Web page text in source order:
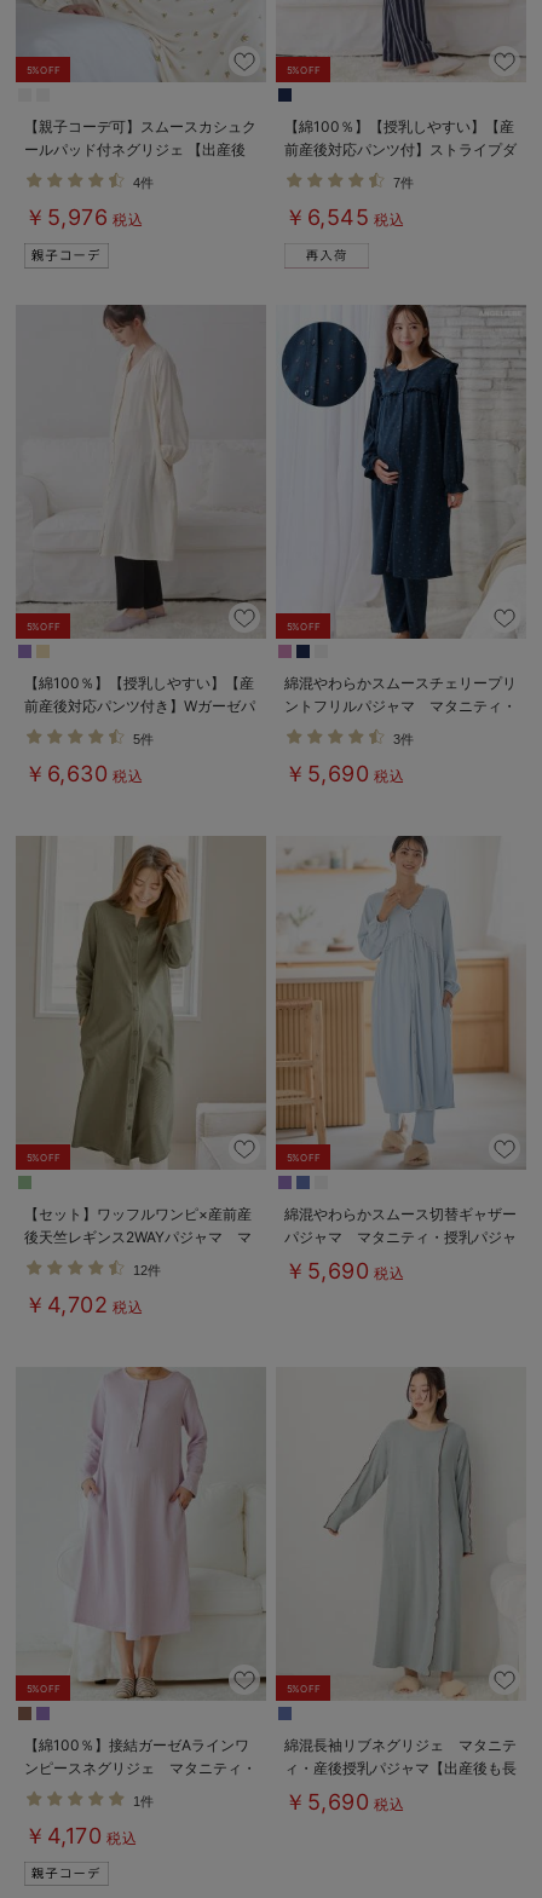
5%OFF
【親子コーデ可】スムースカシュク
ールパッド付ネグリジェ 【出産後
も長く使える】
4件
￥5,976 税込
5%OFF
【綿100％】【授乳しやすい】【産
前産後対応パンツ付】ストライプダ
ブルガーゼパジャマ
7件
￥6,545 税込
5%OFF
【綿100％】【授乳しやすい】【産
前産後対応パンツ付き】Wガーゼパ
ジャマ＆産前産後レギンス
5件
￥6,630 税込
5%OFF
綿混やわらかスムースチェリープリ
ントフリルパジャマ マタニティ・
授乳パジャマ【出産後も長く使え
3件
￥5,690 税込
5%OFF
【セット】ワッフルワンピ×産前産
後天竺レギンス2WAYパジャマ マ
タニティ・授乳服
12件
￥4,702 税込
5%OFF
綿混やわらかスムース切替ギャザー
パジャマ マタニティ・授乳パジャ
マ【出産後も長く使える】
￥5,690 税込
5%OFF
【綿100％】接結ガーゼAラインワ
ンピースネグリジェ マタニティ・
授乳パジャマ
1件
￥4,170 税込
5%OFF
綿混長袖リブネグリジェ マタニテ
ィ・産後授乳パジャマ【出産後も長
く使える】
￥5,690 税込